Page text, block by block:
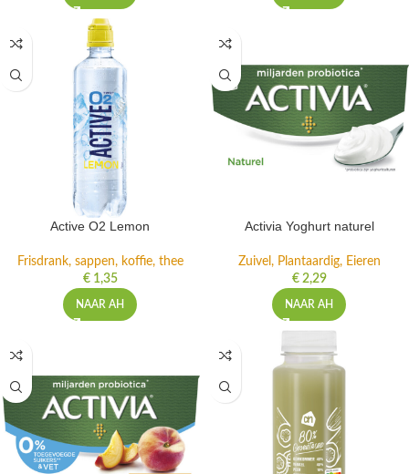
Active O2 Lemon
Frisdrank, sappen, koffie, thee
€1,35
NAAR AH
Activia Yoghurt naturel
Zuivel, Plantaardig, Eieren
€2,29
NAAR AH